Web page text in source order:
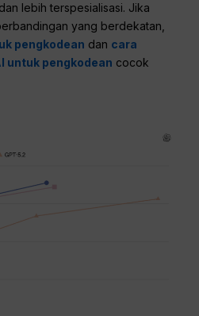
lebih terspesialisasi. Jika
yang berdekatan,
pengkodean dan cara
untuk pengkodean cocok